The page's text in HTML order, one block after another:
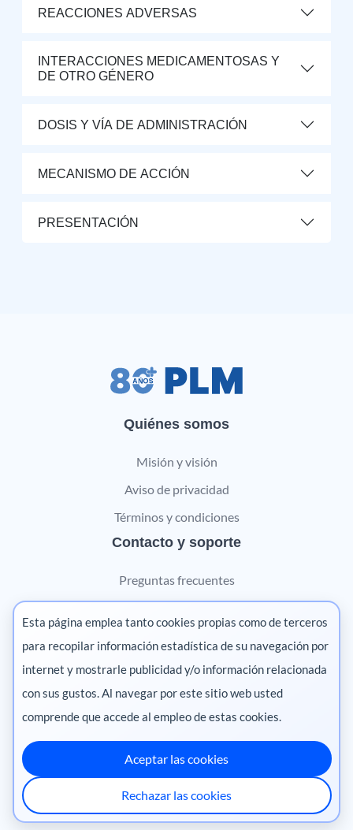
REACCIONES ADVERSAS
INTERACCIONES MEDICAMENTOSAS Y
DE OTRO GÉNERO
DOSIS Y VÍA DE ADMINISTRACIÓN
MECANISMO DE ACCIÓN
PRESENTACIÓN
Quiénes somos
Misión y visión
Aviso de privacidad
Términos y condiciones
Contacto y soporte
Preguntas frecuentes
Contáctanos
Marketing digital
Pharma
México
·
Ecuador·Perú·
Centroamérica
Chile
Esta página emplea tanto cookies propias como de terceros
para recopilar información estadística de su navegación por
internet y mostrarle publicidad y/o información relacionada
con sus gustos. Al navegar por este sitio web usted
comprende que accede al empleo de estas cookies.
Aceptar las cookies
Rechazar las cookies